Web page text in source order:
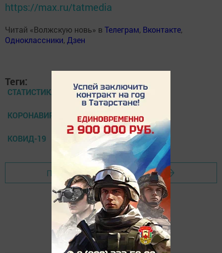
https://max.ru/tatmedia
Читай «Волжскую новь» в Телеграм, Вконтакте,
Одноклассники,Дзен
Теги:
СТАТИСТИКА
КОРОНАВИРУС
КОВИД-19
Перейти на страницу новости